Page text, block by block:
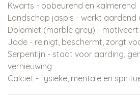
Kwarts - opbeurend en kalmerend
Landschap jaspis - werkt aardend
Dolomiet (marble grey) -
Jade - reinigt, beschermt, zorgt
Serpentijn - staat voor aarding,
vernieuwing
Calciet - fysieke, mentale en